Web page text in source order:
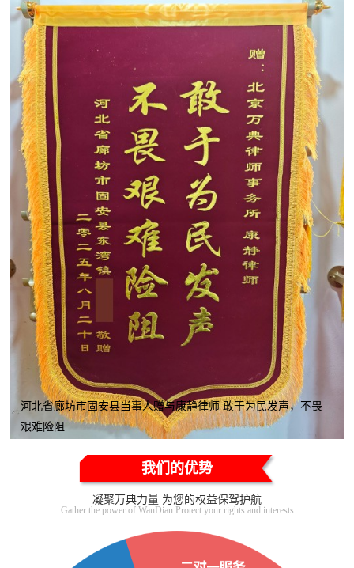
河北省廊坊市固安县当事人赠与康静律师 敢于为民发声，不畏
艰难险阻
我们的优势
凝聚万典力量 为您的权益保驾护航
Gather the power of WanDian Protect your rights and interests